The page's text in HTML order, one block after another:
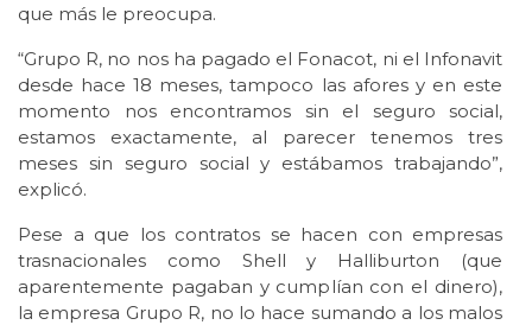
que más le preocupa.
“Grupo R, no nos ha pagado el Fonacot, ni el Infonavit
desde hace 18 meses, tampoco las afores y en este
momento nos encontramos sin el seguro social,
estamos exactamente, al parecer tenemos tres
meses sin seguro social y estábamos trabajando”,
explicó.
Pese a que los contratos se hacen con empresas
trasnacionales como Shell y Halliburton (que
aparentemente pagaban y cumplían con el dinero),
la empresa Grupo R, no lo hace sumando a los malos